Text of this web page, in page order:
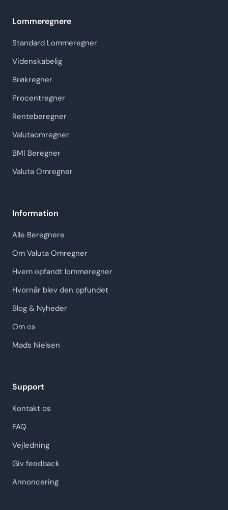
Lommeregnere
Standard Lommeregner
Videnskabelig
Brøkregner
Procentregner
Renteberegner
Valutaomregner
BMI Beregner
Valuta Omregner
Information
Alle Beregnere
Om Valuta Omregner
Hvem opfandt lommeregner
Hvornår blev den opfundet
Blog & Nyheder
Om os
Mads Nielsen
Support
Kontakt os
FAQ
Vejledning
Giv feedback
Annoncering